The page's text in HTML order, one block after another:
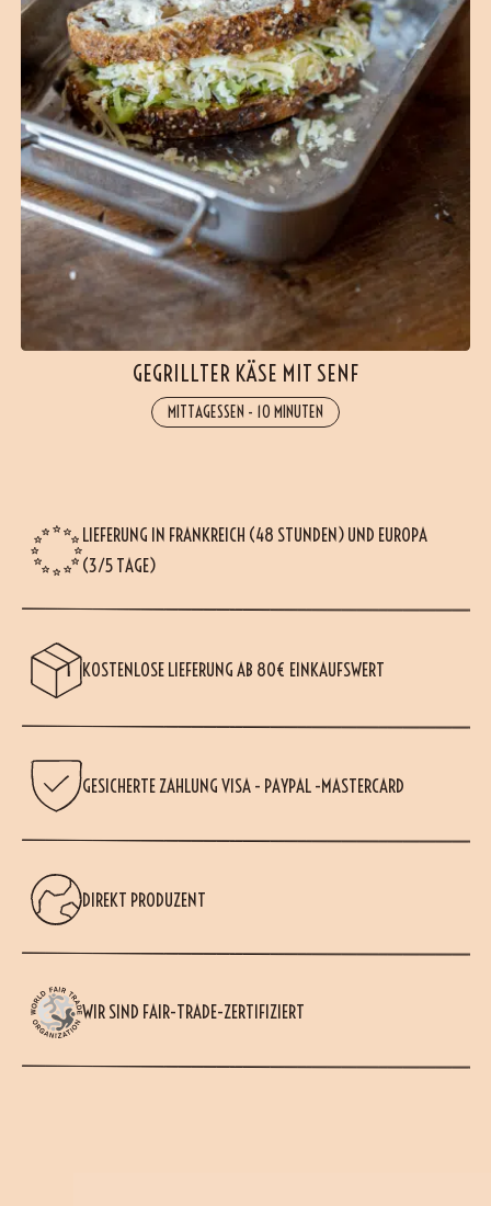
GEGRILLTER KÄSE MIT SENF
MITTAGESSEN - 10 MINUTEN
LIEFERUNG IN FRANKREICH (48 STUNDEN) UND EUROPA
(3/5 TAGE)
KOSTENLOSE LIEFERUNG AB 80€ EINKAUFSWERT
GESICHERTE ZAHLUNG VISA - PAYPAL -MASTERCARD
DIREKT PRODUZENT
WIR SIND FAIR-TRADE-ZERTIFIZIERT